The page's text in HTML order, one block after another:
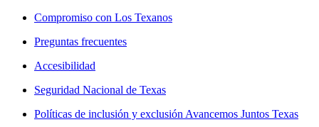
Compromiso con Los Texanos
Preguntas frecuentes
Accesibilidad
Seguridad Nacional de Texas
Políticas de inclusión y exclusión Avancemos Juntos Texas